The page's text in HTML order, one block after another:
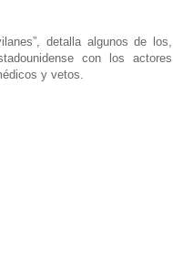
detalla algunos de los,
con los actores
y vetos.